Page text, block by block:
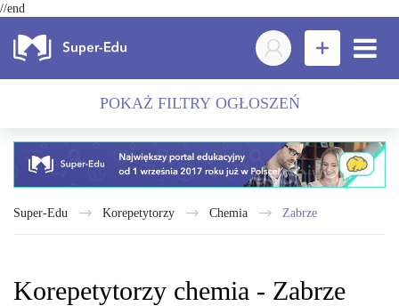
//end
POKAŻ FILTRY OGŁOSZEŃ
Super-Edu Korepetytorzy chemia Zabrze
Korepetytorzy chemia - Zabrze